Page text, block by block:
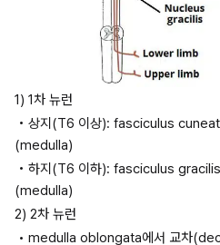
1) 1차 뉴런
(medulla)
(medulla)
2) 2차 뉴런